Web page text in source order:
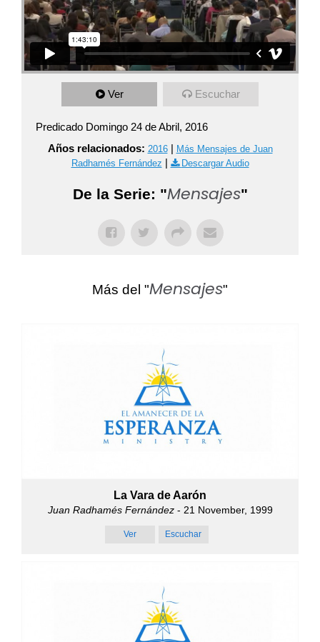
Ver Escuchar
Predicado Domingo 24 de Abril, 2016
Años relacionados: 2016| Más Mensajes de Juan
Radhamés Fernández | Descargar Audio
De la Serie: "Mensajes"
Más del "Mensajes"
La Vara de Aarón
Juan Radhamés Fernández- 21 November, 1999
Ver Escuchar